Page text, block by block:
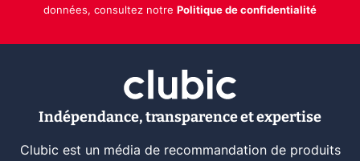
données, consultez notre Politique de confidentialité
Indépendance, transparence et expertise
Clubic est un média de recommandation de produits